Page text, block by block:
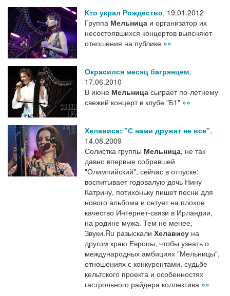
Кто украл Рождество, 19.01.2012
Группа Мельница и организатор их
несостоявшихся концертов выясняют
отношения на публике »»
Окрасился месяц багрянцем,
17.06.2010
В июне Мельница сыграет по-летнему
свежий концерт в клубе "Б1" »»
Хелависа: "С нами дружат не все",
14.08.2009
Солистка группы Мельница, не так
давно впервые собравшей
"Олимпийский", сейчас в отпуске:
воспитывает годовалую дочь Нину
Катрину, потихоньку пишет песни для
нового альбома и сетует на плохое
качество Интернет-связи в Ирландии,
на родине мужа. Тем не менее,
Звуки.Ru разыскали Хелавису на
другом краю Европы, чтобы узнать о
международных амбициях "Мельницы",
отношениях с конкурентами, судьбе
кельтского проекта и особенностях
гастрольного райдера коллектива »»